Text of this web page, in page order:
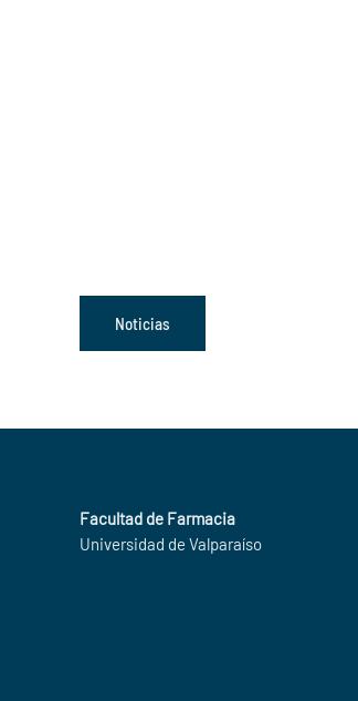
Noticias
Facultad de Farmacia
Universidad de Valparaíso